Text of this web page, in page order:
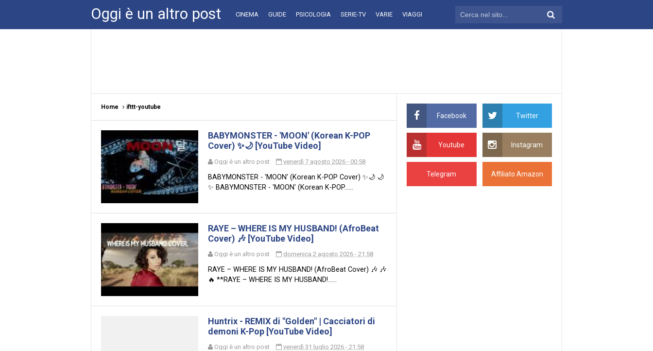
Oggi è un altro post CINEMA GUIDE PSICOLOGIA SERIE-TV VARIE VIAGGI
Home ifttt-youtube
BABYMONSTER - 'MOON' (Korean K-POP
Cover) ✨🌙 [YouTube Video]
Oggi è un altro post venerdì 7 agosto 2026 - 00:58
BABYMONSTER - 'MOON' (Korean K-POP Cover) ✨🌙 🌙
✨ BABYMONSTER - 'MOON' (Korean K-POP......
RAYE – WHERE IS MY HUSBAND! (AfroBeat
Cover) 🎶 [YouTube Video]
Oggi è un altro post domenica 2 agosto 2026 - 21:58
RAYE – WHERE IS MY HUSBAND! (AfroBeat Cover) 🎶 🎶
🔥 **RAYE – WHERE IS MY HUSBAND!......
Huntrix - REMIX di "Golden" | Cacciatori di
demoni K-Pop [YouTube Video]
Oggi è un altro post venerdì 31 luglio 2026 - 21:58
Facebook Twitter
Youtube Instagram
Telegram Affiliato Amazon